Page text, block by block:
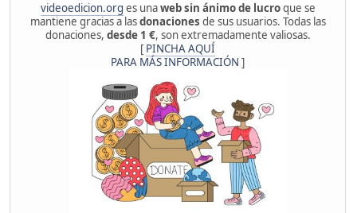
videoedicion.org es unaweb sin ánimo de lucroque se
mantiene gracias a lasdonaciones de sus usuarios. Todas las
donaciones, desde 1 €, son extremadamente valiosas.
[ PINCHA AQUÍ
PARA MÁS INFORMACIÓN ]